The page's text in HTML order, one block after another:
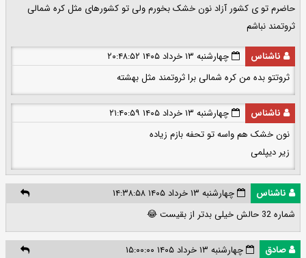
حاضرم تو ی کشور آزاد نون خشک بخورم ولی تو کشورهای مثل کره شمالی
ثروتمند نباشم
ناشناس
چهارشنبه ۱۳ خرداد ۱۴۰۵ ۲۰:۴۸:۵۲
ثروتتو بده من کره شمالی برا ثروتمند مثل بهشته
ناشناس
چهارشنبه ۱۳ خرداد ۱۴۰۵ ۲۱:۴۰:۵۹
نون خشک هم واسه تو تحفه بازم زیاده
زیر دیپلمی
ناشناس
چهارشنبه ۱۳ خرداد ۱۴۰۵ ۱۴:۳۸:۵۸
شماره 32 حالش خیلی بدتر از بقیست 😂
صادق
چهارشنبه ۱۳ خرداد ۱۴۰۵ ۱۵:۰۰:۰۰